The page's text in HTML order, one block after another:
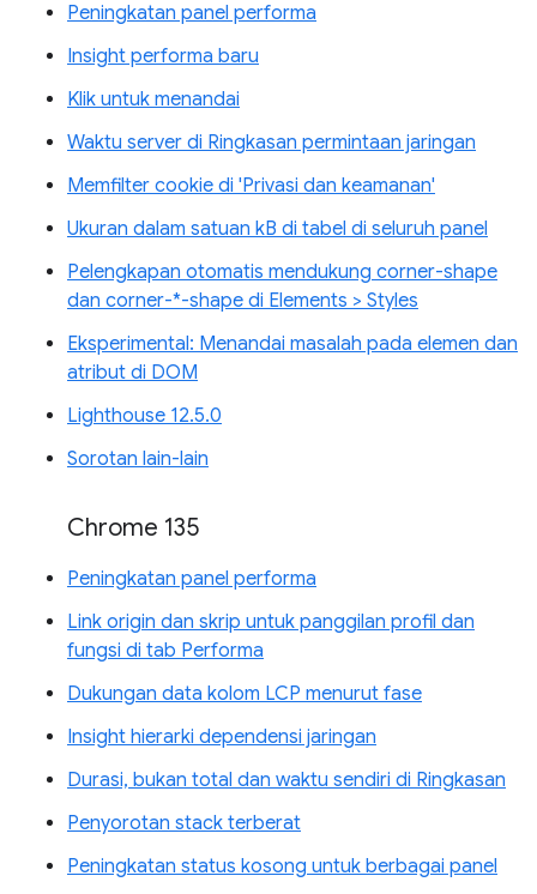
Peningkatan panel performa
Insight performa baru
Klik untuk menandai
Waktu server di Ringkasan permintaan jaringan
Memfilter cookie di 'Privasi dan keamanan'
Ukuran dalam satuan kB di tabel di seluruh panel
Pelengkapan otomatis mendukung corner-shape
dan corner-*-shape di Elements > Styles
Eksperimental: Menandai masalah pada elemen dan
atribut di DOM
Lighthouse 12.5.0
Sorotan lain-lain
Chrome 135
Peningkatan panel performa
Link origin dan skrip untuk panggilan profil dan
fungsi di tab Performa
Dukungan data kolom LCP menurut fase
Insight hierarki dependensi jaringan
Durasi, bukan total dan waktu sendiri di Ringkasan
Penyorotan stack terberat
Peningkatan status kosong untuk berbagai panel